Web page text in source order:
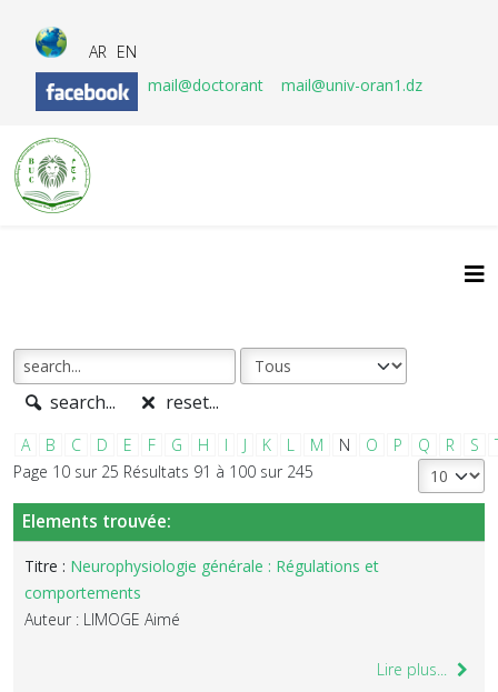
AR EN
mail@doctorant
mail@univ-oran1.dz
search... reset...
A B C D E F G H I J K L M N O P Q R S
Page 10 sur 25 Résultats 91 à 100 sur 245
Elements trouvée:
Titre : Neurophysiologie générale : Régulations et
comportements
Auteur : LIMOGE Aimé
Lire plus...